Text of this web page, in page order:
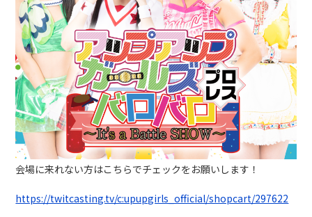
会場に来れない方はこちらでチェックをお願いします！
https://twitcasting.tv/c:upupgirls_official/shopcart/297622